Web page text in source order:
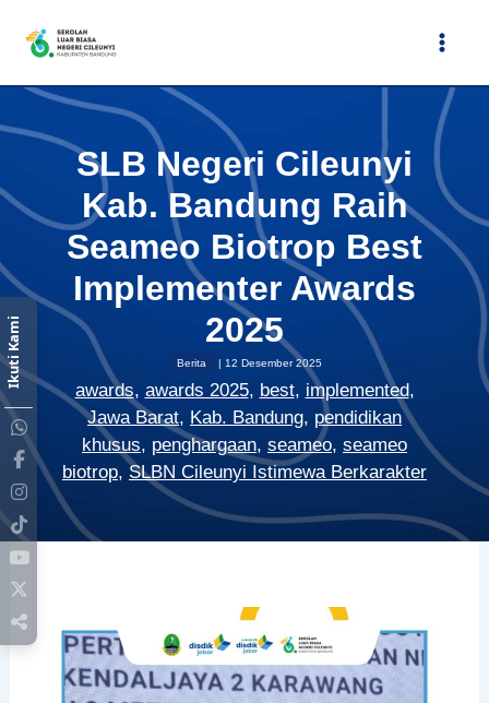
SLB Negeri Cileunyi
Kab. Bandung Raih
Seameo Biotrop Best
Implementer Awards
2025
Berita | 12 Desember 2025
awards, awards 2025, best, implemented,
Jawa Barat, Kab. Bandung, pendidikan
khusus, penghargaan, seameo, seameo
biotrop, SLBN Cileunyi Istimewa Berkarakter
Ikuti Kami